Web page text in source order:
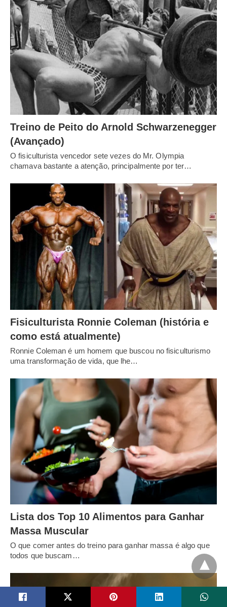
Treino de Peito do Arnold Schwarzenegger
(Avançado)
O fisiculturista vencedor sete vezes do Mr. Olympia
chamava bastante a atenção, principalmente por ter…
Fisiculturista Ronnie Coleman (história e
como está atualmente)
Ronnie Coleman é um homem que buscou no fisiculturismo
uma transformação de vida, que lhe…
Lista dos Top 10 Alimentos para Ganhar
Massa Muscular
O que comer antes do treino para ganhar massa é algo que
todos que buscam…